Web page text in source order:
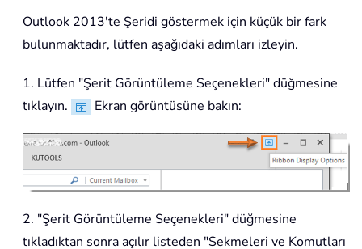
Outlook 2013'te Şeridi göstermek için küçük bir fark
bulunmaktadır, lütfen aşağıdaki adımları izleyin.
1. Lütfen "Şerit Görüntüleme Seçenekleri" düğmesine
tıklayın.
Ekran görüntüsüne bakın:
2. "Şerit Görüntüleme Seçenekleri" düğmesine
tıkladıktan sonra açılır listeden "Sekmeleri ve Komutları